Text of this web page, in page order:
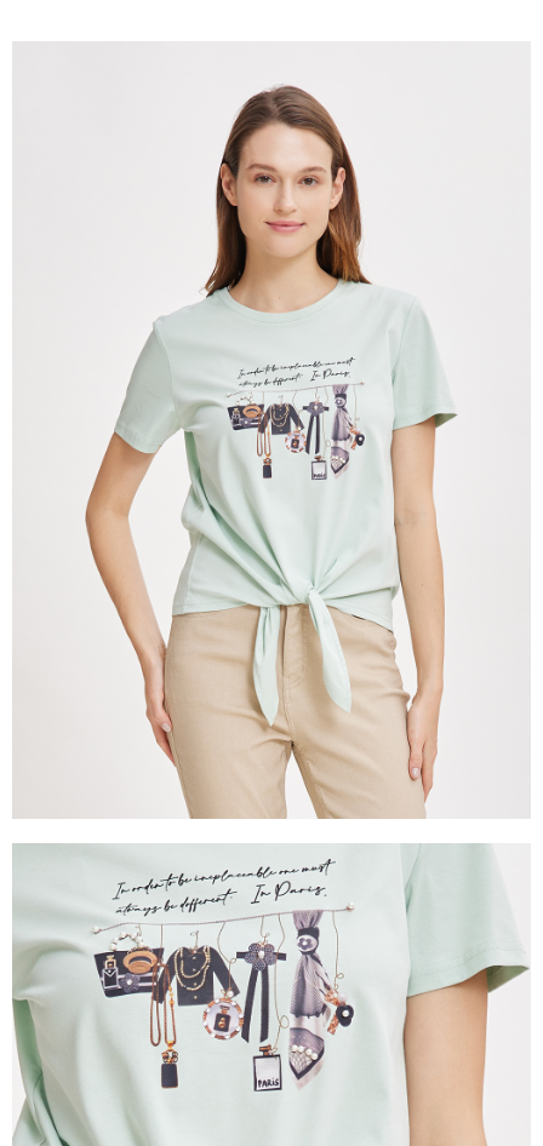
１．於結帳方式選擇「AFTEE先享後付」後，將跳轉至「AFTEE先享後付」
結帳頁面，進行簡訊認證並確認金額後，即可完成結帳。
２．訂單成立數日內，您將收到繳費通知簡訊。
３．收到繳費通知簡訊後14天內，點擊此簡訊中的連結，可透過四大超商／
ATM／網路銀行／等多元方式進行付款，方視為交易完成。
※ 請注意：結帳手續完成當下不需立刻繳費，但若您需要取消訂單，請聯絡
購買商品的店家。未經商家同意取消之訂單仍視為有效，需透過AFTEE先享
※ 交易是否成功請以「AFTEE先享後付 」之結帳頁面顯示為準，若有關於
是否繳費成功／繳費後需取消欲退款等相關疑問，請聯繫「AFTEE先享後付
https://netprotections.freshdesk.com/support/home
１．透過由恩沛科技股份有限公司提供之「AFTEE先享後付」服務完成之交
易，需依本服務之必要範圍內提供個人資料，並將交易相關給付款項請求債
權轉讓予恩沛科技股份有限公司。
２．關於個人資料處理事宜，請瀏覽以下網址：
https://aftee.tw/terms/#terms3
３．未成年的使用者請事先徵得法定代理人或監護人之同意方可使用
「AFTEE先享後付」，若未經同意申辦者引起之損失，本公司不負相關責
４．使用「AFTEE先享後付」時，將依據個別帳號之用戶狀況，依本公司即
時審查核予不同之上限額度；若仍有額度不足之情形，本公司將視審查結果
請求用戶進行身份認證。
５．嚴禁一人註冊多個帳號或使用他人資訊註冊。若發現惡意使用之情形，
恩沛科技股份有限公司將有權停止該用戶之使用額度並採取法律行動。
每筆NT$60，滿NT$2,000(含以上)免運費
每筆NT$60，滿NT$2,000(含以上)免運費
付款後7-11取貨---滿2000元免運
每筆NT$60，滿NT$2,000(含以上)免運費
每筆NT$120，滿NT$2,000(含以上)免運費